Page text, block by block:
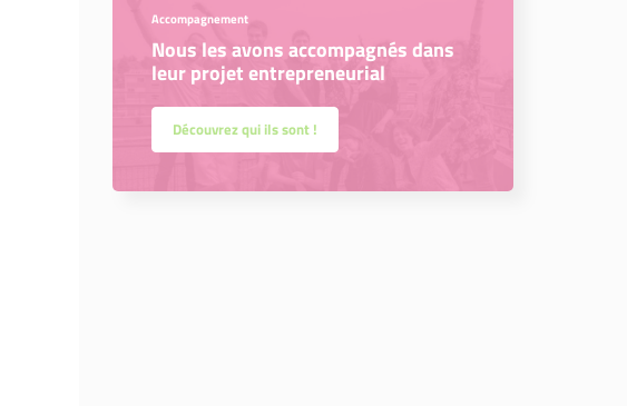
Accompagnement
Nous les avons accompagnés dans
leur projet entrepreneurial
Découvrez qui ils sont !